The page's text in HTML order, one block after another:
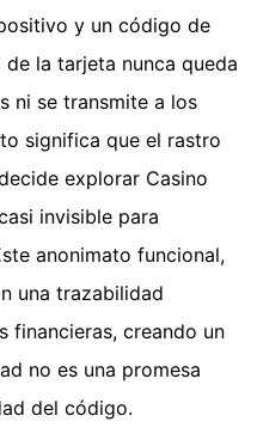
y un código de
la tarjeta nunca queda
ni se transmite a los
significa que el rastro
explorar Casino
invisible para
anonimato funcional,
una trazabilidad
financieras, creando un
no es una promesa
del código.